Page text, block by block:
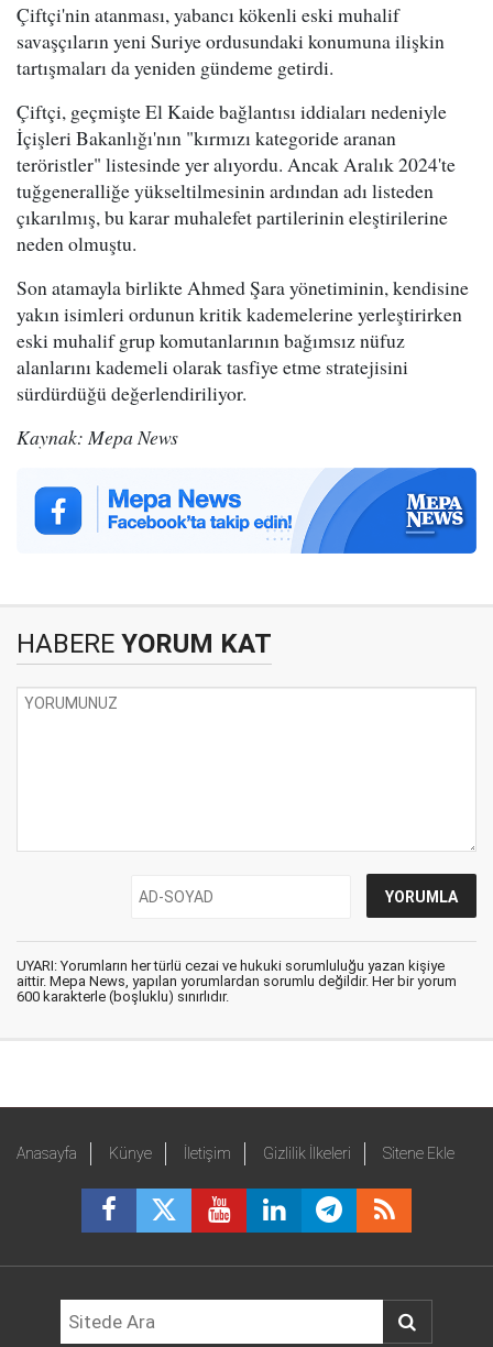
Çiftçi'nin atanması, yabancı kökenli eski muhalif
savaşçıların yeni Suriye ordusundaki konumuna ilişkin
tartışmaları da yeniden gündeme getirdi.
Çiftçi, geçmişte El Kaide bağlantısı iddiaları nedeniyle
İçişleri Bakanlığı'nın "kırmızı kategoride aranan
teröristler" listesinde yer alıyordu. Ancak Aralık 2024'te
tuğgeneralliğe yükseltilmesinin ardından adı listeden
çıkarılmış, bu karar muhalefet partilerinin eleştirilerine
neden olmuştu.
Son atamayla birlikte Ahmed Şara yönetiminin, kendisine
yakın isimleri ordunun kritik kademelerine yerleştirirken
eski muhalif grup komutanlarının bağımsız nüfuz
alanlarını kademeli olarak tasfiye etme stratejisini
sürdürdüğü değerlendiriliyor.
Kaynak: Mepa News
HABERE YORUM KAT
UYARI: Yorumların her türlü cezai ve hukuki sorumluluğu yazan kişiye
aittir. Mepa News, yapılan yorumlardan sorumlu değildir. Her bir yorum
600 karakterle (boşluklu) sınırlıdır.
Anasayfa Künye İletişim Gizlilik İlkeleri Sitene Ekle